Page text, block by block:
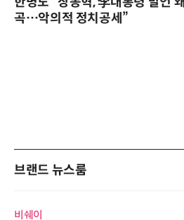
곡…악의적 정치공세”
브랜드 뉴스룸
비쉐이